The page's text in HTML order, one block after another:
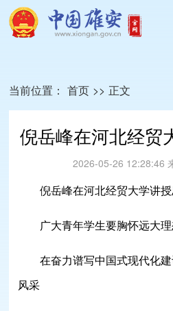
当前位置： 首页 >> 正文
倪岳峰在河北经贸
2026-05-26 12:28:46
倪岳峰在河北经贸大学讲授
广大青年学生要胸怀远大理
在奋力谱写中国式现代化建
风采